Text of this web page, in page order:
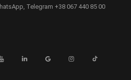
Telegram +38 067 440 85 00